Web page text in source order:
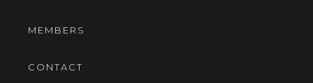
MEMBERS
CONTACT